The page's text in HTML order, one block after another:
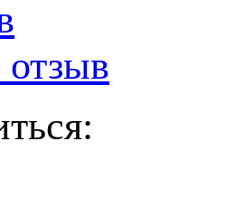
отзыв